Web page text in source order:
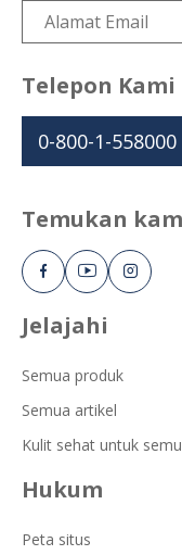
Jelajahi
Semua produk
Semua artikel
Kulit sehat untuk
Hukum
Peta situs
Telepon Kami
0-800-1-558000
Temukan